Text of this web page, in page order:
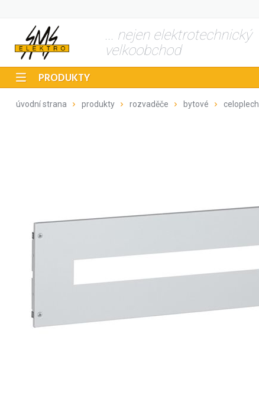
... nejen elektrotechnický
velkoobchod
PRODUKTY
úvodní strana produkty rozvaděče bytové celoplech